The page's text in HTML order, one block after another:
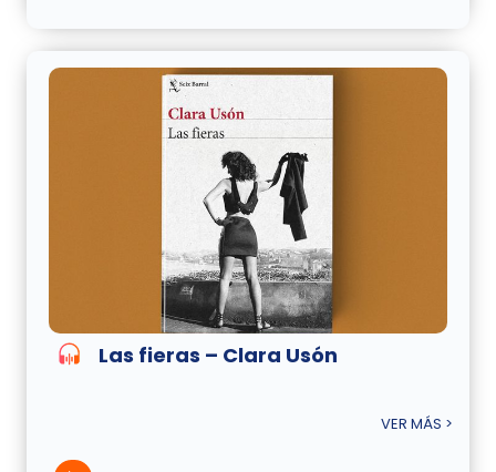
Las fieras – Clara Usón
VER MÁS >